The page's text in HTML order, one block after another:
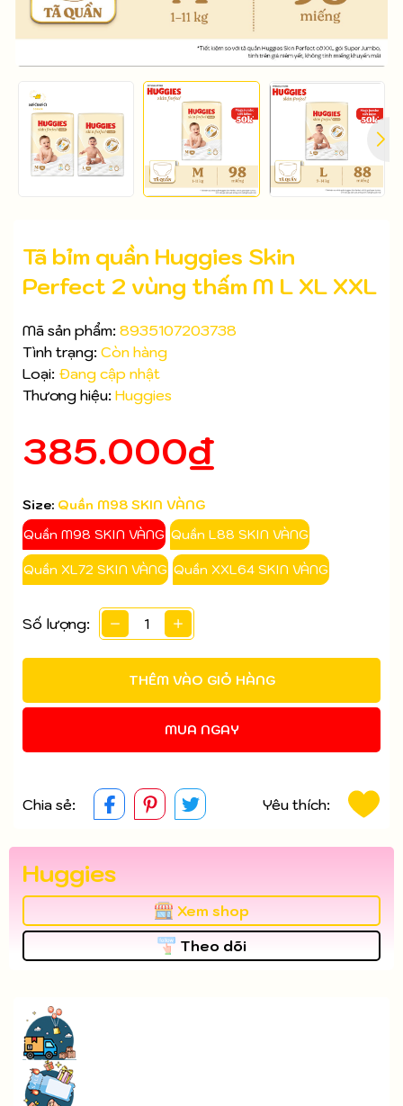
Tã bỉm quần Huggies Skin
Perfect 2 vùng thấm M L XL XXL
Mã sản phẩm: 8935107203738
Tình trạng: Còn hàng
Loại: Đang cập nhật
Thương hiệu: Huggies
385.000₫
Size: Quần M98 SKIN VÀNG
Quần M98 SKIN VÀNG Quần L88 SKIN VÀNG
Quần XL72 SKIN VÀNG Quần XXL64 SKIN VÀNG
Số lượng:
THÊM VÀO GIỎ HÀNG
MUA NGAY
Mã giảm giá:
Ngày hết hạn:
Chia sẻ: Yêu thích:
Huggies
Xem shop
Theo dõi